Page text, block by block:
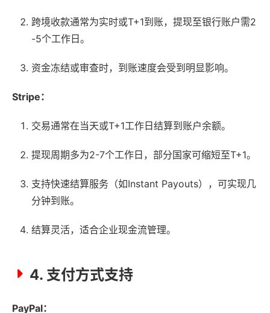
跨境收款通常为实时或T+1到账，提现至银行账户需2
-5个工作日。
资金冻结或审查时，到账速度会受到明显影响。
Stripe：
交易通常在当天或T+1工作日结算到账户余额。
提现周期多为2-7个工作日，部分国家可缩短至T+1。
支持快速结算服务（如Instant Payouts），可实现几
分钟到账。
结算灵活，适合企业现金流管理。
4. 支付方式支持
PayPal：